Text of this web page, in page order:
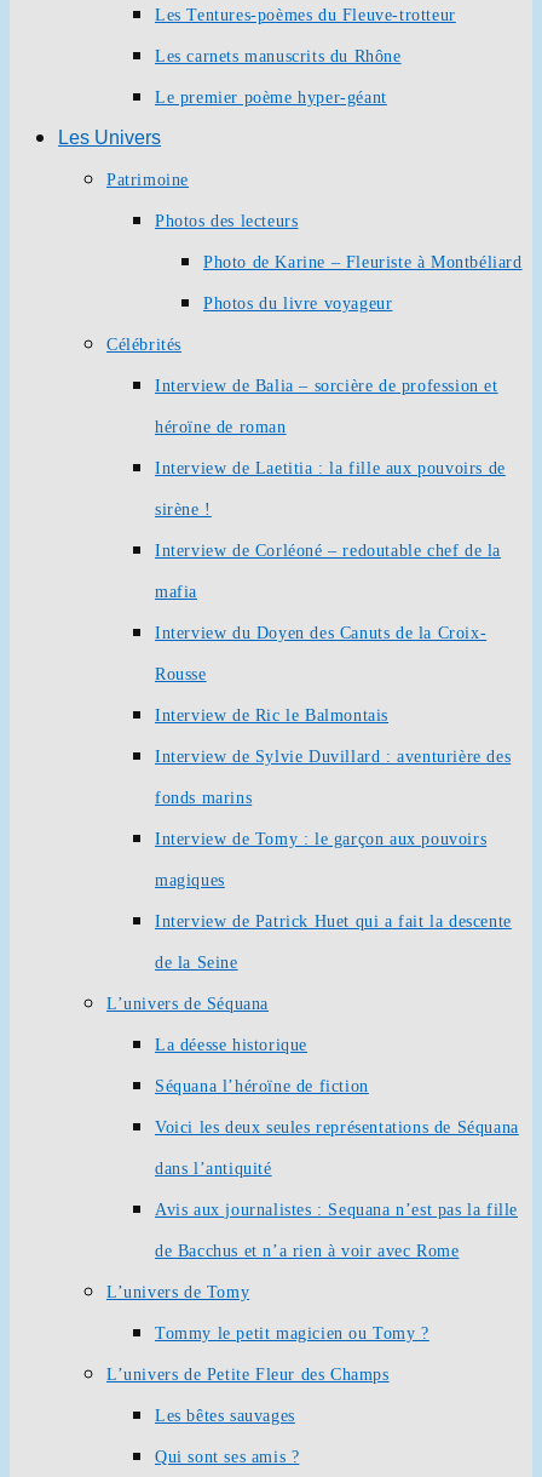
Les Tentures-poèmes du Fleuve-trotteur
Les carnets manuscrits du Rhône
Le premier poème hyper-géant
Les Univers
Patrimoine
Photos des lecteurs
Photo de Karine – Fleuriste à Montbéliard
Photos du livre voyageur
Célébrités
Interview de Balia – sorcière de profession et
héroïne de roman
Interview de Laetitia : la fille aux pouvoirs de
sirène !
Interview de Corléoné – redoutable chef de la
mafia
Interview du Doyen des Canuts de la Croix-
Rousse
Interview de Ric le Balmontais
Interview de Sylvie Duvillard : aventurière des
fonds marins
Interview de Tomy : le garçon aux pouvoirs
magiques
Interview de Patrick Huet qui a fait la descente
de la Seine
L’univers de Séquana
La déesse historique
Séquana l’héroïne de fiction
Voici les deux seules représentations de Séquana
dans l’antiquité
Avis aux journalistes : Sequana n’est pas la fille
de Bacchus et n’a rien à voir avec Rome
L’univers de Tomy
Tommy le petit magicien ou Tomy ?
L’univers de Petite Fleur des Champs
Les bêtes sauvages
Qui sont ses amis ?